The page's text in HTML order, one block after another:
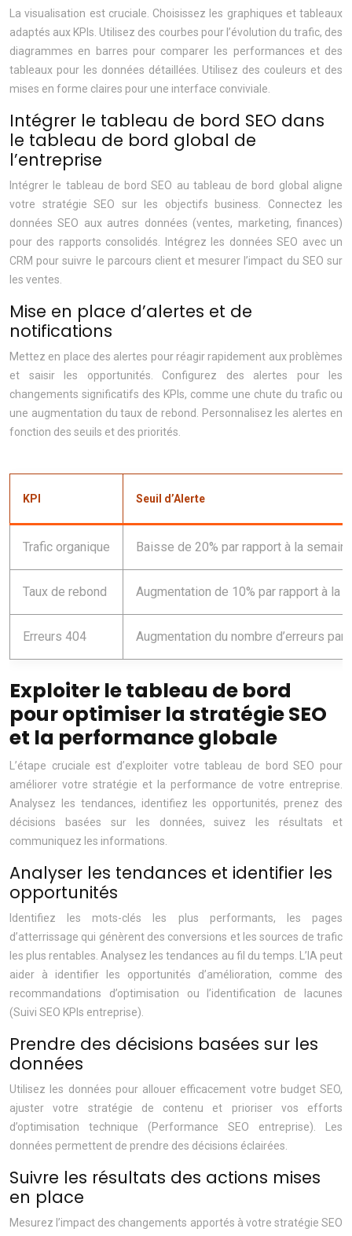
La visualisation est cruciale. Choisissez les graphiques et tableaux
adaptés aux KPIs. Utilisez des courbes pour l’évolution du trafic, des
diagrammes en barres pour comparer les performances et des
tableaux pour les données détaillées. Utilisez des couleurs et des
mises en forme claires pour une interface conviviale.
Intégrer le tableau de bord SEO dans
le tableau de bord global de
l’entreprise
Intégrer le tableau de bord SEO au tableau de bord global aligne
votre stratégie SEO sur les objectifs business. Connectez les
données SEO aux autres données (ventes, marketing, finances)
pour des rapports consolidés. Intégrez les données SEO avec un
CRM pour suivre le parcours client et mesurer l’impact du SEO sur
les ventes.
Mise en place d’alertes et de
notifications
Mettez en place des alertes pour réagir rapidement aux problèmes
et saisir les opportunités. Configurez des alertes pour les
changements significatifs des KPIs, comme une chute du trafic ou
une augmentation du taux de rebond. Personnalisez les alertes en
fonction des seuils et des priorités.
KPI Seuil d’Alerte
Trafic organique Baisse de 20% par rapport à la
Taux de rebond Augmentation de 10% par rapport à la
Erreurs 404 Augmentation du nombre d’erreurs
Exploiter le tableau de bord
pour optimiser la stratégie SEO
et la performance globale
L’étape cruciale est d’exploiter votre tableau de bord SEO pour
améliorer votre stratégie et la performance de votre entreprise.
Analysez les tendances, identifiez les opportunités, prenez des
décisions basées sur les données, suivez les résultats et
communiquez les informations.
Analyser les tendances et identifier les
opportunités
Identifiez les mots-clés les plus performants, les pages
d’atterrissage qui génèrent des conversions et les sources de trafic
les plus rentables. Analysez les tendances au fil du temps. L’IA peut
aider à identifier les opportunités d’amélioration, comme des
recommandations d’optimisation ou l’identification de lacunes
(Suivi SEO KPIs entreprise).
Prendre des décisions basées sur les
données
Utilisez les données pour allouer efficacement votre budget SEO,
ajuster votre stratégie de contenu et prioriser vos efforts
d’optimisation technique (Performance SEO entreprise). Les
données permettent de prendre des décisions éclairées.
Suivre les résultats des actions mises
en place
Mesurez l’impact des changements apportés à votre stratégie SEO